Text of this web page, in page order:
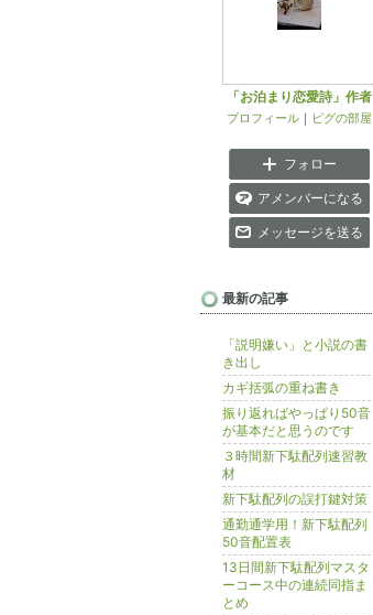
「お泊まり恋愛詩」作者
プロフィール ｜ ピグの部屋
フォロー
アメンバーになる
メッセージを送る
最新の記事
「説明嫌い」と小説の書
き出し
カギ括弧の重ね書き
振り返ればやっぱり50音
が基本だと思うのです
３時間新下駄配列速習教
材
新下駄配列の誤打鍵対策
通勤通学用！新下駄配列
50音配置表
13日間新下駄配列マスタ
ーコース中の連続同指ま
とめ